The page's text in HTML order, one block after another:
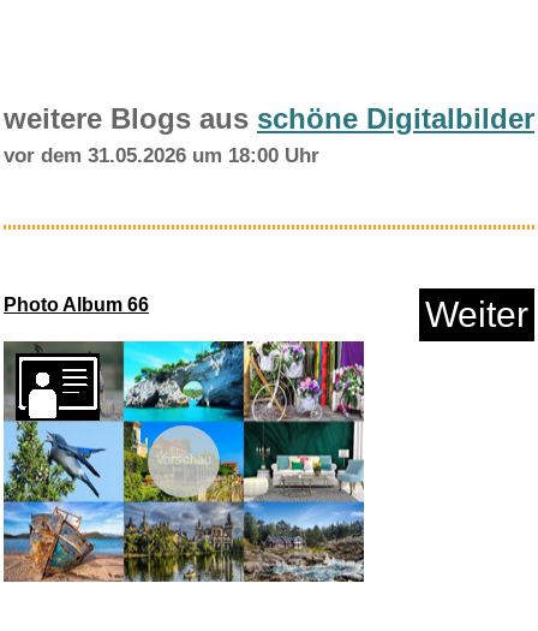
Anzeige
weitere Blogs aus schöne Digitalbilder
vor dem 31.05.2026 um 18:00 Uhr
Photo Album 66 Weiter
Vorschau